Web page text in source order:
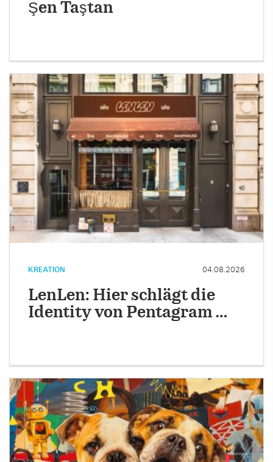
Şen Taştan
KREATION 04.08.2026
LenLen: Hier schlägt die
Identity von Pentagram …